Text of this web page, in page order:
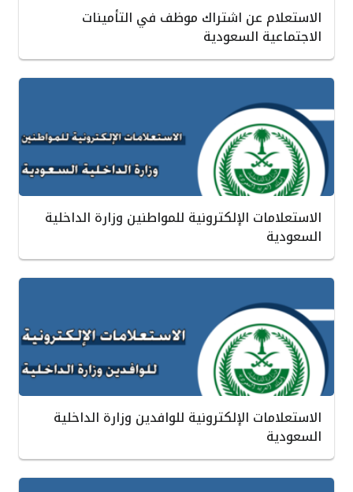
الاستعلام عن اشتراك موظف في التأمينات
الاجتماعية السعودية
الاستعلامات الإلكترونية للمواطنين وزارة الداخلية
السعودية
الاستعلامات الإلكترونية للوافدين وزارة الداخلية
السعودية